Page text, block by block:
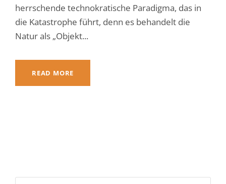
herrschende technokratische Paradigma, das in
die Katastrophe führt, denn es behandelt die
Natur als „Objekt...
READ MORE